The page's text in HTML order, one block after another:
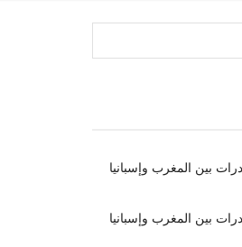
بين المغرب وإسبانيا
بين المغرب وإسبانيا